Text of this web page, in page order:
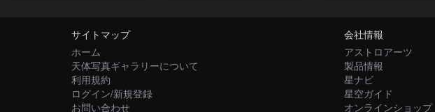
サイトマップ
ホーム
天体写真ギャラリーについて
利用規約
ログイン/新規登録
お問い合わせ
会社情報
アストロアーツ
製品情報
星ナビ
星空ガイド
オンラインショップ